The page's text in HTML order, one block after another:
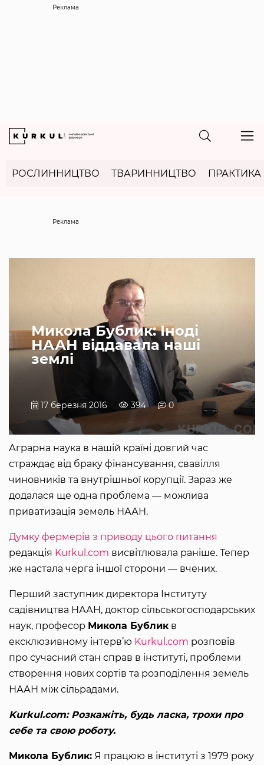
Реклама
РОСЛИННИЦТВО ТВАРИННИЦТВО ПРАКТИКА
Микола Бублик: Іноді
НААН віддавала наші
землі
17 березня 2016 394 0
Аграрна наука в нашій країні довгий час
страждає від браку фінансування, свавілля
чиновників та внутрішньої корупції. Зараз же
додалася ще одна проблема — можлива
приватизація земель НААН.
Думку фермерів з приводу цього питання
редакція Kurkul.com висвітлювала раніше. Тепер
же настала черга іншої сторони — вчених.
Перший заступник директора Інституту
садівництва НААН, доктор сільськогосподарських
наук, професор Микола Бублик в
ексклюзивному інтерв’ю Kurkul.com розповів
про сучасний стан справ в інституті, проблеми
створення нових сортів та розподілення земель
НААН між сільрадами.
Kurkul.com: Розкажіть, будь ласка, трохи про
себе та свою роботу.
Микола Бублик: Я працюю в інституті з 1979 року
Реклама